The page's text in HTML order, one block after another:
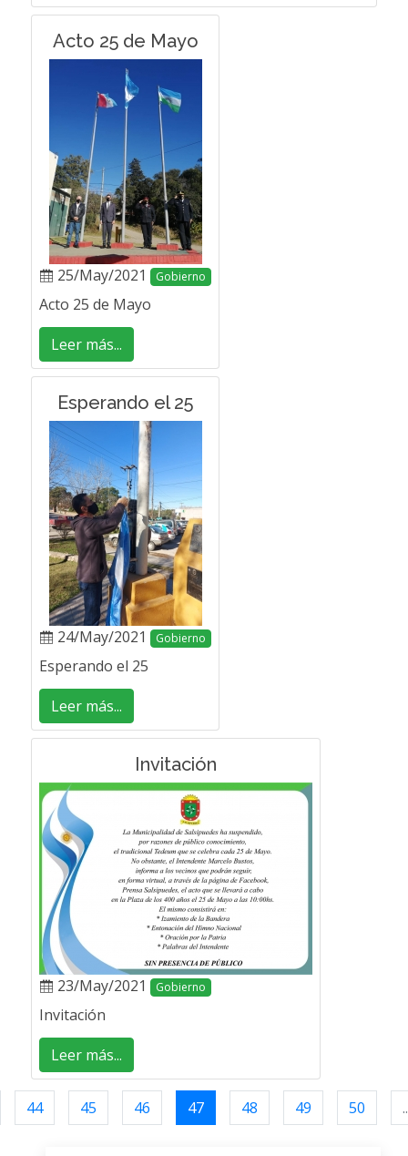
Acto 25 de Mayo
25/May/2021 Gobierno
Acto 25 de Mayo
Leer más...
Esperando el 25
24/May/2021 Gobierno
Esperando el 25
Leer más...
Invitación
23/May/2021 Gobierno
Invitación
Leer más...
44 45 46 47 48 49 50